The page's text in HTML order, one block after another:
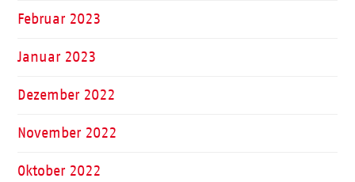
Februar 2023
Januar 2023
Dezember 2022
November 2022
Oktober 2022